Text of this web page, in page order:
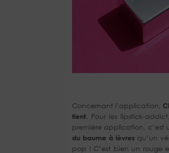
Concernant l’application,
tient. Pour les lipstick-
première application, c’est
du baume à lèvres qu’un
pop ! C’est bien un rouge